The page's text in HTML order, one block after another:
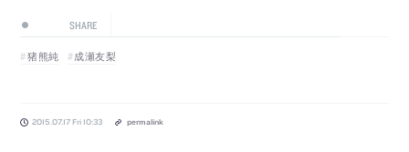
SHARE
猪熊純 成瀬友梨
2015.07.17 Fri 10:33 permalink